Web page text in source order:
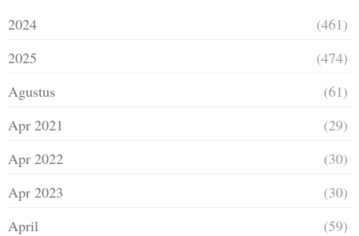
2024
(461)
2025
(474)
Agustus
(61)
Apr 2021
(29)
Apr 2022
(30)
Apr 2023
(30)
April
(59)